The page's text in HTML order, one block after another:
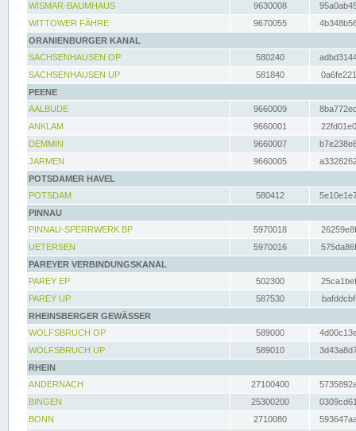
WISMAR-BAUMHAUS
9630008
WITTOWER FÄHRE
9670055
ORANIENBURGER KANAL
SACHSENHAUSEN OP
580240
SACHSENHAUSEN UP
581840
PEENE
AALBUDE
9660009
ANKLAM
9660001
DEMMIN
9660007
JARMEN
9660005
POTSDAMER HAVEL
POTSDAM
580412
PINNAU
PINNAU-SPERRWERK BP
5970018
UETERSEN
5970016
PAREYER VERBINDUNGSKANAL
PAREY EP
502300
PAREY UP
587530
RHEINSBERGER GEWÄSSER
WOLFSBRUCH OP
589000
WOLFSBRUCH UP
589010
RHEIN
ANDERNACH
27100400
BINGEN
25300200
BONN
2710080